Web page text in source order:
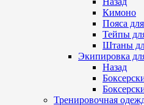
Кимоно
Пояса
Тейпы
Штаны
Экипировка
Назад
Тренировочная